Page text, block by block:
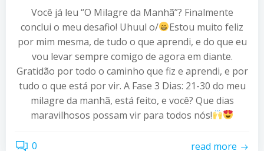
Você já leu “O Milagre da Manhã”? Finalmente
conclui o meu desafio! Uhuul o/
Estou muito feliz
por mim mesma, de tudo o que aprendi, e do que eu
vou levar sempre comigo de agora em diante.
Gratidão por todo o caminho que fiz e aprendi, e por
tudo o que está por vir. A Fase 3 Dias: 21-30 do meu
milagre da manhã, está feito, e você? Que dias
maravilhosos possam vir para todos nós!
0 read more